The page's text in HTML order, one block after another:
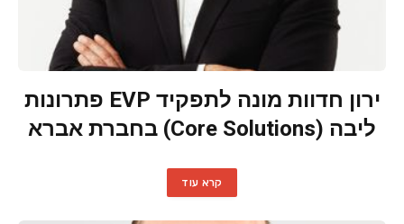
ירון חדוות מונה לתפקיד EVP פתרונות
ליבה (Core Solutions) בחברת אברא
קרא עוד